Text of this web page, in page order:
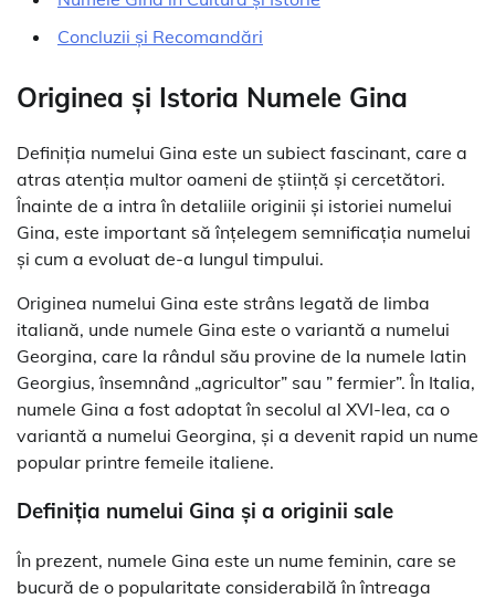
Concluzii și Recomandări
Originea și Istoria Numele Gina
Definiția numelui Gina este un subiect fascinant, care a
atras atenția multor oameni de știință și cercetători.
Înainte de a intra în detaliile originii și istoriei numelui
Gina, este important să înțelegem semnificația numelui
și cum a evoluat de-a lungul timpului.
Originea numelui Gina este strâns legată de limba
italiană, unde numele Gina este o variantă a numelui
Georgina, care la rândul său provine de la numele latin
Georgius, însemnând „agricultor” sau ” fermier”. În Italia,
numele Gina a fost adoptat în secolul al XVI-lea, ca o
variantă a numelui Georgina, și a devenit rapid un nume
popular printre femeile italiene.
Definiția numelui Gina și a originii sale
În prezent, numele Gina este un nume feminin, care se
bucură de o popularitate considerabilă în întreaga